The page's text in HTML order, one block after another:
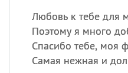
Любовь к тебе для
Поэтому я много
Спасибо тебе, моя
Самая нежная и